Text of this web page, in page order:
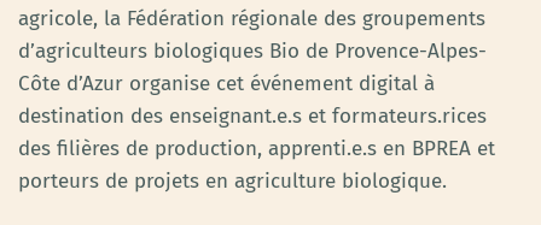
agricole, la Fédération régionale des groupements
d’agriculteurs biologiques Bio de Provence-Alpes-
Côte d’Azur organise cet événement digital à
destination des enseignant.e.s et formateurs.rices
des filières de production, apprenti.e.s en BPREA et
porteurs de projets en agriculture biologique.